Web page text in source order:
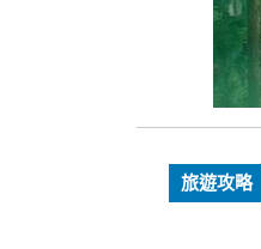
旅遊攻略